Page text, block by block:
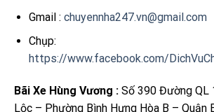
Gmail : chuyennha247.vn@gmail.com
Chụp:
https://www.facebook.com/
Bãi Xe Hùng Vương : Số 390 Đường QL
Lộc – Phường Bình Hưng Hòa B – Quận